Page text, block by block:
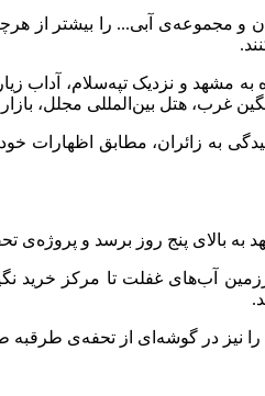
و مجموعه‌ی آبی... را بیشتر از
به مشهد و نزدیک تپه‌سلام، آداب
غرب، هتل بین‌المللی مجلل،
به زائران، مطابق اظهارات
به بالای پنج روز برسد و
آب‌های غفلت تا مرکز خرید
در گوشه‌ای از تحفه‌ی طرقبه